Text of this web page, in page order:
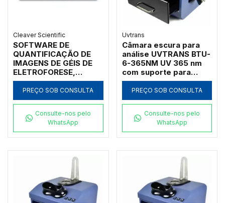
Cleaver Scientific
SOFTWARE DE
QUANTIFICAÇÃO DE
IMAGENS DE GÉIS DE
ELETROFORESE,
CONTAGEM DE
COLÔNIAS, DETECÇÃO
AUTOMÁTICA DE
ANÁLISES 1D -
MODELO CLIQS
PREÇO SOB CONSULTA
Consulte-nos pelo
WhatsApp
Uvtrans
Câmara escura para
análise UVTRANS BTU-
6-365NM UV 365 nm
com suporte para
câmera
PREÇO SOB CONSULTA
Consulte-nos pelo
WhatsApp